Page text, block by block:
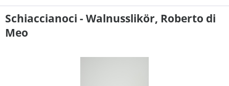
Schiaccianoci - Walnusslikör, Roberto di
Meo